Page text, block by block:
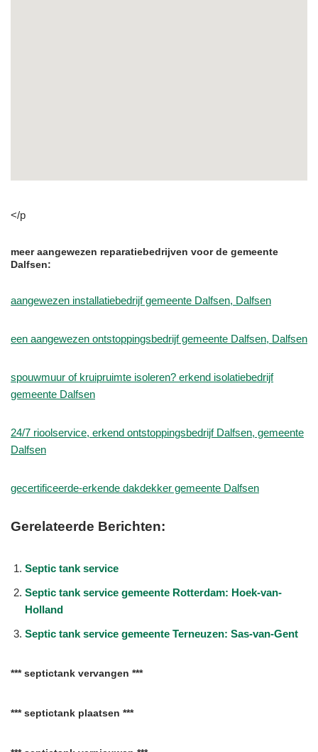
</p
meer aangewezen reparatiebedrijven voor de gemeente
Dalfsen:
aangewezen installatiebedrijf gemeente Dalfsen, Dalfsen
een aangewezen ontstoppingsbedrijf gemeente Dalfsen, Dalfsen
spouwmuur of kruipruimte isoleren? erkend isolatiebedrijf
gemeente Dalfsen
24/7 rioolservice, erkend ontstoppingsbedrijf Dalfsen, gemeente
Dalfsen
gecertificeerde-erkende dakdekker gemeente Dalfsen
Gerelateerde Berichten:
Septic tank service
Septic tank service gemeente Rotterdam: Hoek-van-
Holland
Septic tank service gemeente Terneuzen: Sas-van-Gent
*** septictank vervangen ***
*** septictank plaatsen ***